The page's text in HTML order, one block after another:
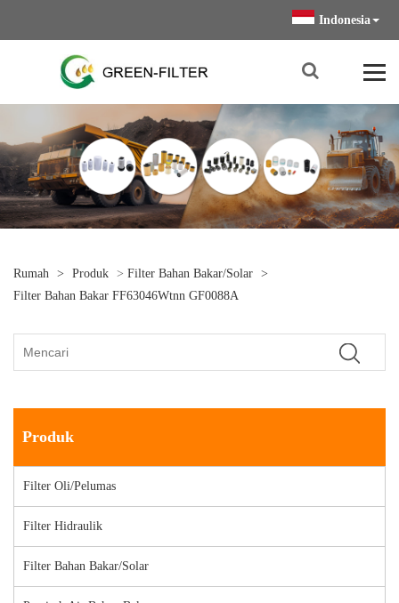
Indonesia
Rumah > Produk > Filter Bahan Bakar/Solar >
Filter Bahan Bakar FF63046Wtnn GF0088A
Produk
Filter Oli/Pelumas
Filter Hidraulik
Filter Bahan Bakar/Solar